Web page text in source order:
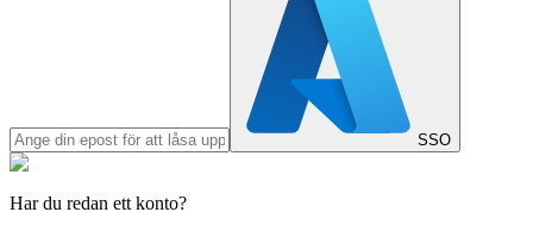
SSO
Har du redan ett konto?